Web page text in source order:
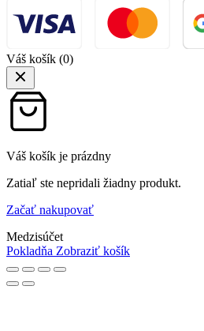
Váš košík (0)
Váš košík je prázdny
Zatiaľ ste nepridali žiadny produkt.
Začať nakupovať
Medzisúčet
Pokladňa Zobraziť košík